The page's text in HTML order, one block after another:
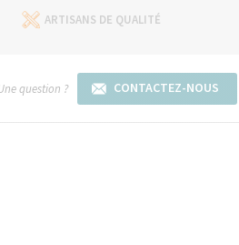
ARTISANS DE QUALITÉ
question ? CONTACTEZ-NOUS